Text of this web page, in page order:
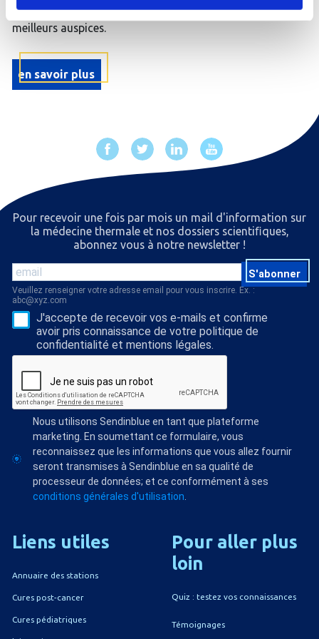
arrivée sereine et commencer votre séjour sous les
meilleurs auspices.
en savoir plus
Pour recevoir une fois par mois un mail d'information sur
la médecine thermale et nos dossiers scientiﬁques,
abonnez vous à notre newsletter !
S'abonner
Veuillez renseigner votre adresse email pour vous inscrire. Ex. :
abc@xyz.com
J'accepte de recevoir vos e-mails et confirme
avoir pris connaissance de votre politique de
confidentialité et mentions légales.
Nous utilisons Sendinblue en tant que plateforme
marketing. En soumettant ce formulaire, vous
reconnaissez que les informations que vous allez fournir
seront transmises à Sendinblue en sa qualité de
processeur de données; et ce conformément à ses
conditions générales d'utilisation
Liens utiles
Annuaire des stations
Cures post-cancer
Cures pédiatriques
Pour aller plus
loin
Quiz : testez vos connaissances
Témoignages